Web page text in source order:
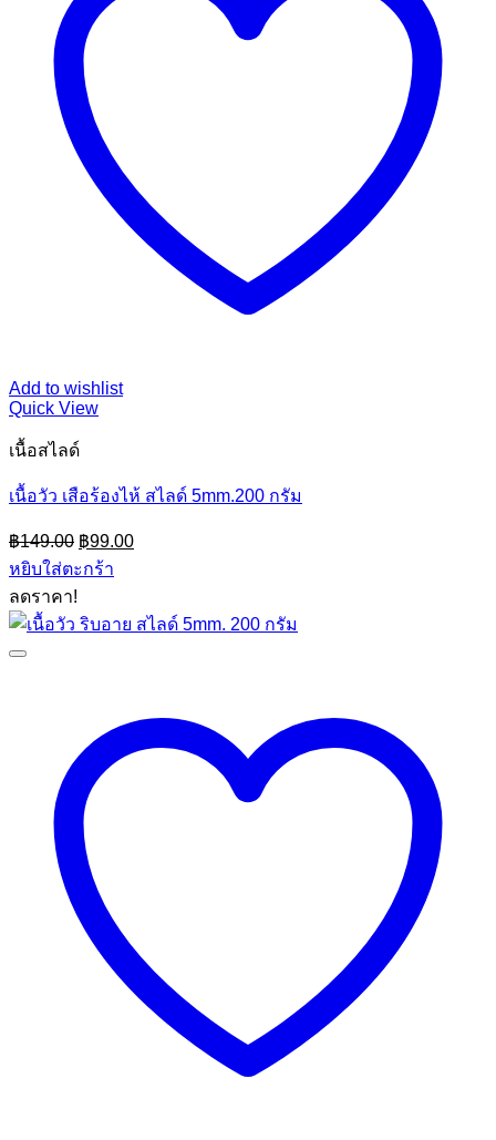
Add to wishlist
Quick View
เนื้อสไลด์
เนื้อวัว เสือร้องไห้ สไลด์ 5mm.200 กรัม
฿149.00 Original
price
was:
฿99.00Current
price
หยิบใส่ตะกร้า
ลดราคา!